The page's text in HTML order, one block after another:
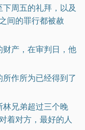
周五的礼拜，以及
间的罪行都被赦
产，在审判日，他
作所为已经得到了
兄弟超过三个晚
着对方，最好的人